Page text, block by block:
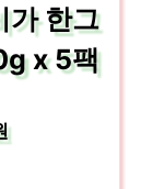
가 한그
x 5팩